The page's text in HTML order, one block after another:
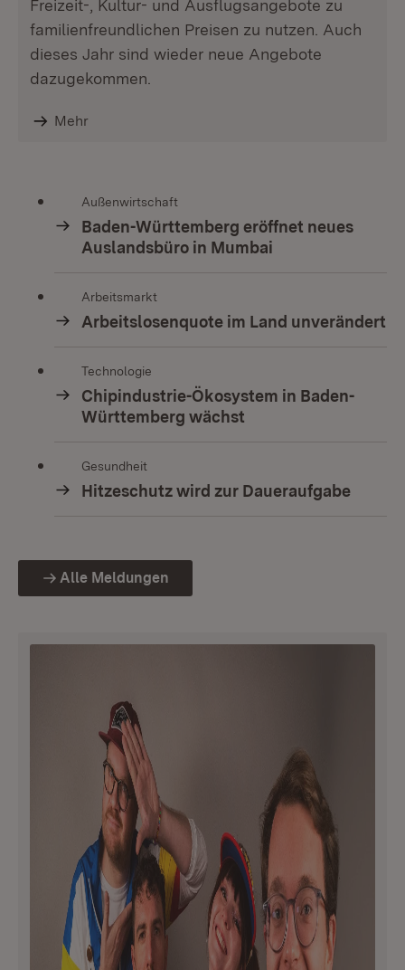
Freizeit-, Kultur- und Ausflugsangebote zu
familienfreundlichen Preisen zu nutzen. Auch
dieses Jahr sind wieder neue Angebote
dazugekommen.
Mehr
Außenwirtschaft
Baden-Württemberg eröffnet neues
Auslandsbüro in Mumbai
Arbeitsmarkt
Arbeitslosenquote im Land unverändert
Technologie
Chipindustrie-Ökosystem in Baden-
Württemberg wächst
Gesundheit
Hitzeschutz wird zur Daueraufgabe
Alle Meldungen